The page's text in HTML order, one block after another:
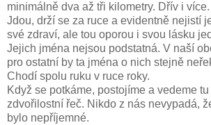
minimálně dva až tři kilometry. Dřív i více.
Jdou, drží se za ruce a evidentně nejistí
své zdraví, ale tou oporou i svou lásku
Jejich jména nejsou podstatná. V naší
pro ostatní by ta jména o nich stejně
Chodí spolu ruku v ruce roky.
Když se potkáme, postojíme a vedeme
zdvořilostní řeč. Nikdo z nás nevypadá,
bylo nepříjemné.